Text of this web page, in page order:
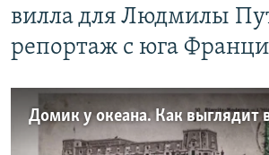
вилла для Людмилы
репортаж с юга